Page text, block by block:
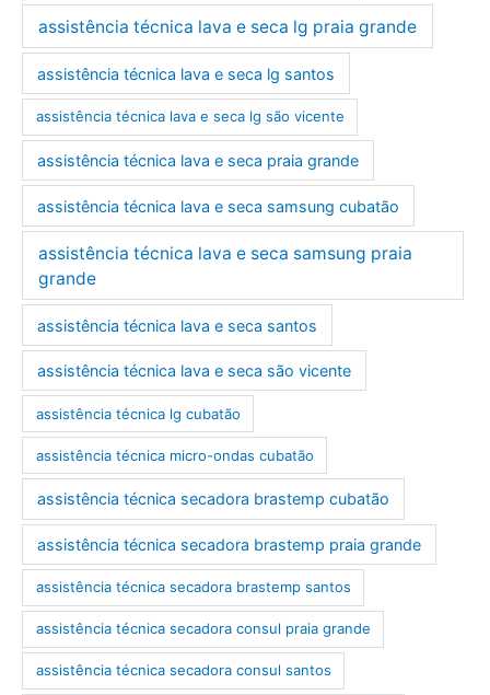
assistência técnica lava e seca lg praia grande
assistência técnica lava e seca lg santos
assistência técnica lava e seca lg são vicente
assistência técnica lava e seca praia grande
assistência técnica lava e seca samsung cubatão
assistência técnica lava e seca samsung praia
grande
assistência técnica lava e seca santos
assistência técnica lava e seca são vicente
assistência técnica lg cubatão
assistência técnica micro-ondas cubatão
assistência técnica secadora brastemp cubatão
assistência técnica secadora brastemp praia grande
assistência técnica secadora brastemp santos
assistência técnica secadora consul praia grande
assistência técnica secadora consul santos